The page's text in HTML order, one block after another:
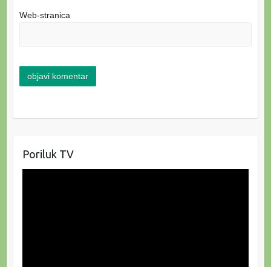
Web-stranica
Poriluk TV